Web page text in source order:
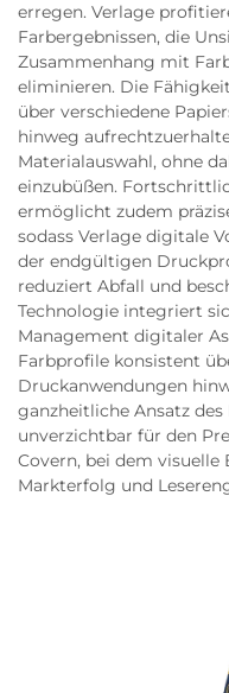
erregen. Verlage
Farbergebnissen, die
Zusammenhang mit
eliminieren. Die
über verschiedene
hinweg
Materialauswahl, ohne
einzubüßen.
ermöglicht zudem
sodass Verlage digitale
der endgültigen
reduziert Abfall und
Technologie integriert
Management digitaler
Farbprofile konsistent
Druckanwendungen
ganzheitliche Ansatz
unverzichtbar für den
Covern, bei dem
Markterfolg und